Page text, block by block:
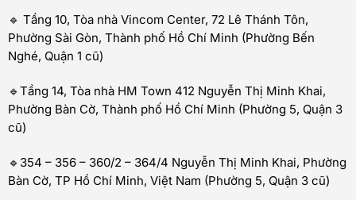
🔹 Tầng 10, Tòa nhà Vincom Center, 72 Lê Thánh Tôn,
Phường Sài Gòn, Thành phố Hồ Chí Minh (Phường Bến
Nghé, Quận 1 cũ)
🔹Tầng 14, Tòa nhà HM Town 412 Nguyễn Thị Minh Khai,
Phường Bàn Cờ, Thành phố Hồ Chí Minh (Phường 5, Quận 3
cũ)
🔹354 – 356 – 360/2 – 364/4 Nguyễn Thị Minh Khai, Phường
Bàn Cờ, TP Hồ Chí Minh, Việt Nam (Phường 5, Quận 3 cũ)